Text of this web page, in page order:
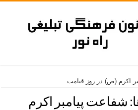
اکرم (ص) در روز قیامت
شفاعت پیامبر اکرم